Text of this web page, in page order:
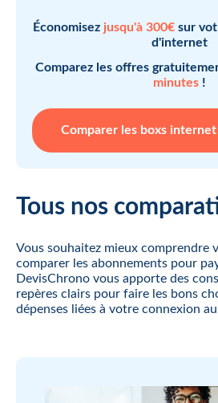
Économisez jusqu'à 300€ sur
d'internet
Comparez les offres
minutes !
Comparer les boxs internet
Tous nos
Vous souhaitez mieux comprendre
comparer les abonnements pour
DevisChrono vous apporte des
repères clairs pour faire les bons
dépenses liées à votre connexion